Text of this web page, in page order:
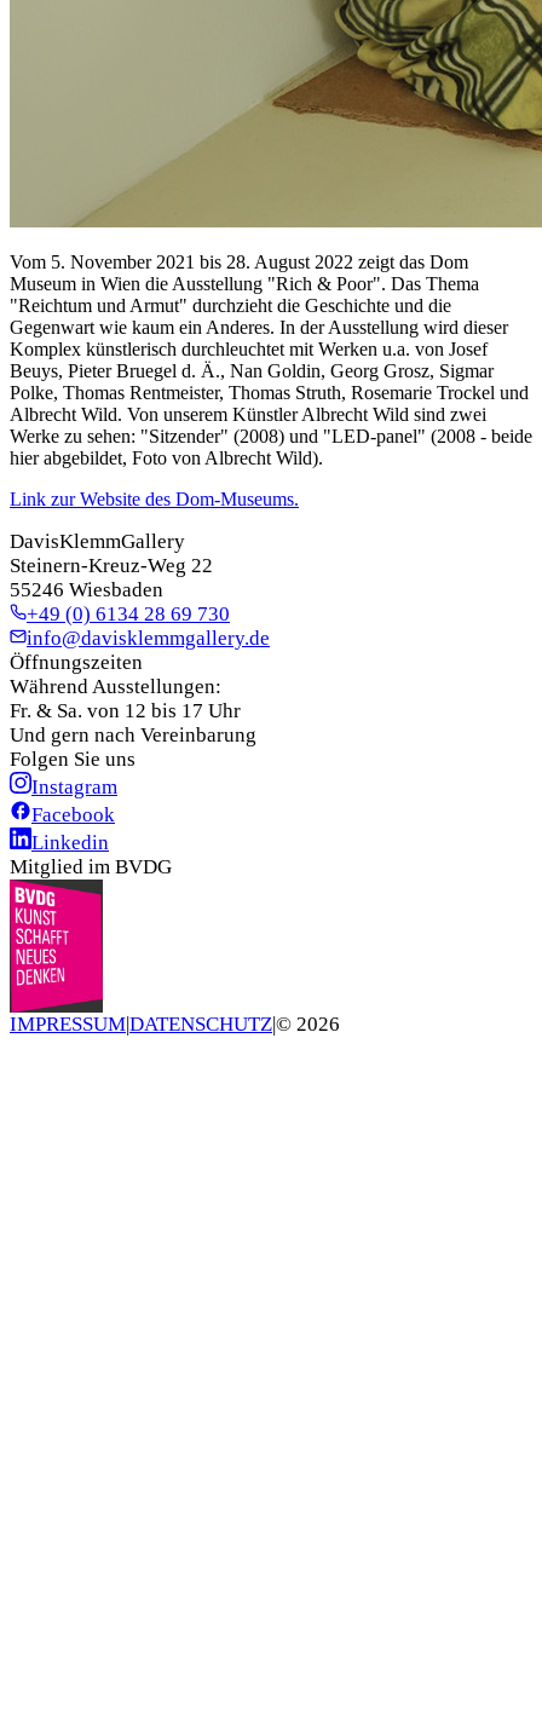
Vom 5. November 2021 bis 28. August 2022 zeigt das Dom
Museum in Wien die Ausstellung "Rich & Poor". Das Thema
"Reichtum und Armut" durchzieht die Geschichte und die
Gegenwart wie kaum ein Anderes. In der Ausstellung wird dieser
Komplex künstlerisch durchleuchtet mit Werken u.a. von Josef
Beuys, Pieter Bruegel d. Ä., Nan Goldin, Georg Grosz, Sigmar
Polke, Thomas Rentmeister, Thomas Struth, Rosemarie Trockel und
Albrecht Wild. Von unserem Künstler Albrecht Wild sind zwei
Werke zu sehen: "Sitzender" (2008) und "LED-panel" (2008 - beide
hier abgebildet, Foto von Albrecht Wild).
Link zur Website des Dom-Museums.
DavisKlemmGallery
Steinern-Kreuz-Weg 22
55246 Wiesbaden
+49 (0) 6134 28 69 730
info@davisklemmgallery.de
Öffnungszeiten
Während Ausstellungen:
Fr. & Sa. von 12 bis 17 Uhr
Und gern nach Vereinbarung
Folgen Sie uns
Instagram
Facebook
Linkedin
Mitglied im BVDG
IMPRESSUM|DATENSCHUTZ|© 2026